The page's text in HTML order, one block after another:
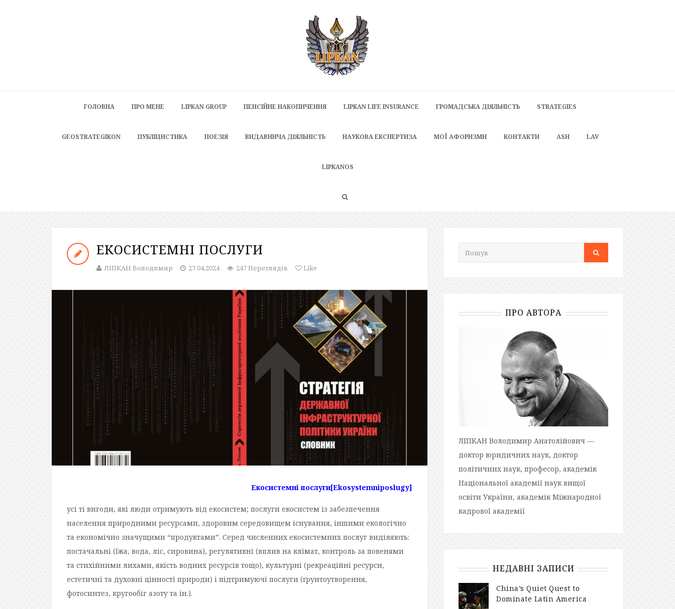
ГОЛОВНА ПРО МЕНЕ LIPKAN GROUP ПЕНСІЙНЕ НАКОПИЧЕННЯ LIPKAN LIFE INSURANCE ГРОМАДСЬКА ДІЯЛЬНІСТЬ STRATEGIES
GEOSTRATEGIKON ПУБЛІЦИСТИКА ПОЕЗІЯ ВИДАВНИЧА ДІЯЛЬНІСТЬ НАУКОВА ЕКСПЕРТИЗА МОЇ АФОРИЗМИ КОНТАКТИ ASH LAV
LIPKANOS
ЕКОСИСТЕМНІ ПОСЛУГИ
ЛІПКАН Володимир 27.04.2024 247 Переглядів Like
Екосистемні послуги[Ekosystemniposlugy]
усі ті вигоди, які люди отримують від екосистем; послуги екосистем із забезпечення
населення природними ресурсами, здоровим середовищем існування, іншими екологічно
та економічно значущими “продуктами”. Серед численних екосистемних послуг виділяють:
постачальні (їжа, вода, ліс, сировина), регулятивні (вплив на клімат, контроль за повенями
та стихійними лихами, якість водних ресурсів тощо), культурні (рекреаційні ресурси,
естетичні та духовні цінності природи) і підтримуючі послуги (ґрунтоутворення,
фотосинтез, кругообіг азоту та ін.).
ПРО АВТОРА
ЛІПКАН Володимир Анатолійович —
доктор юридичних наук, доктор
політичних наук, професор, академік
Національної академії наук вищої
освіти України, академік Міжнародної
кадрової академії
НЕДАВНІ ЗАПИСИ
China’s Quiet Quest to
Dominate Latin America